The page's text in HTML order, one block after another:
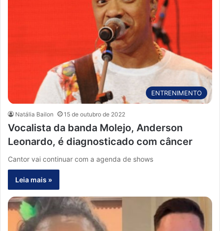
ENTRENIMENTO
Natália Bailon 15 de outubro de 2022
Vocalista da banda Molejo, Anderson
Leonardo, é diagnosticado com câncer
Cantor vai continuar com a agenda de shows
Leia mais »